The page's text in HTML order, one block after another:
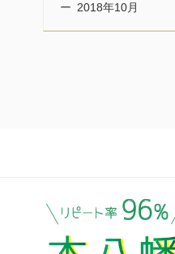
2018年10月